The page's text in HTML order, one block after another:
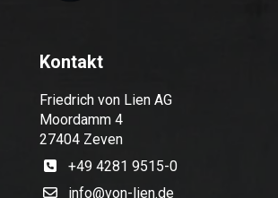
Kontakt
Friedrich von Lien AG
Moordamm 4
27404 Zeven
+49 4281 9515-0
info@von-lien.de